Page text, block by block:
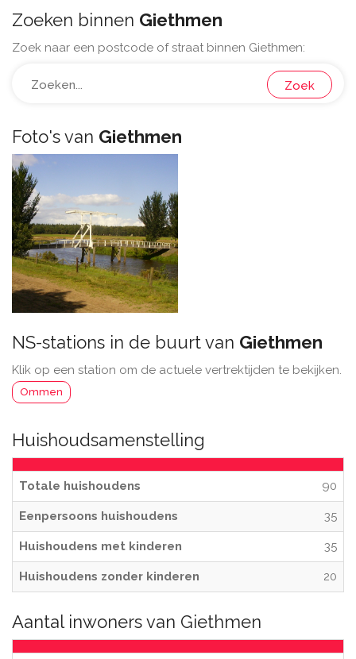
Zoeken binnen Giethmen
Zoek naar een postcode of straat binnen Giethmen:
Zoek
Foto's van Giethmen
NS-stations in de buurt van Giethmen
Klik op een station om de actuele vertrektijden te bekijken.
Ommen
Huishoudsamenstelling
Totale huishoudens 90
Eenpersoons huishoudens 35
Huishoudens met kinderen 35
Huishoudens zonder kinderen 20
Aantal inwoners van Giethmen